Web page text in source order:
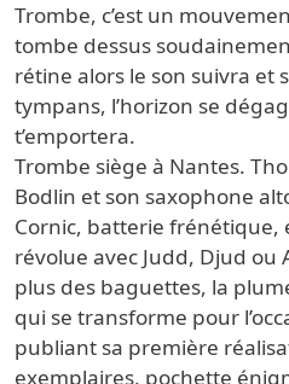
Trombe, c’est un
tombe dessus
rétine alors le son suivra et
tympans, l’horizon se
t’emportera.
Trombe siège à Nantes.
Bodlin et son saxophone
Cornic, batterie
révolue avec Judd, Djud ou
plus des baguettes, la
qui se transforme pour
publiant sa première
exemplaires, pochette